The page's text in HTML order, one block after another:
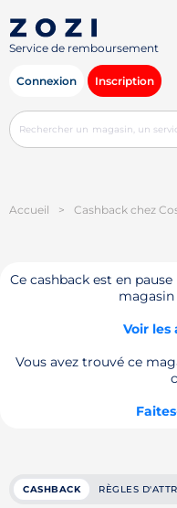
Service de remboursement
Connexion Inscription
Accueil > Cashback chez
Ce cashback est en
Voir les
Vous avez trouvé ce
CASHBACK RÈGLES